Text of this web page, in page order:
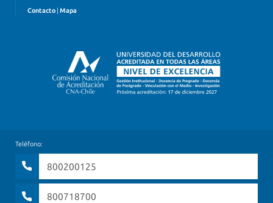
Contacto | Mapa
Teléfono:
800200125
800718700